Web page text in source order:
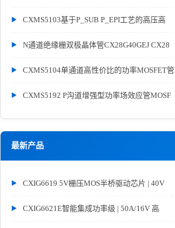
CXMS5103基于P_SUB P_EPI工艺的高压高
N通道绝缘栅双极晶体管CX28G40GEJ CX28
CXMS5104单通道高性价比的功率MOSFET管
CXMS5192 P沟道增强型功率场效应管MOSF
最新产品
CXIG6619 5V栅压MOS半桥驱动芯片 | 40V
CXIG6621E智能集成功率级 | 50A/16V 高